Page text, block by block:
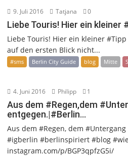
9. Juli 2016 Tatjana 0
Liebe Touris! Hier ein kleiner
Liebe Touris! Hier ein kleiner
auf den ersten Blick nicht...
#sms Berlin City Guide blog Mitte
4. Juni 2016 Philipp 1
Aus dem #Regen,dem
entgegen.|#Berlin…
Aus dem #Regen, dem
#igberlin #berlinspiriert #blog
instagram.com/p/BGP3qpfzG5i/